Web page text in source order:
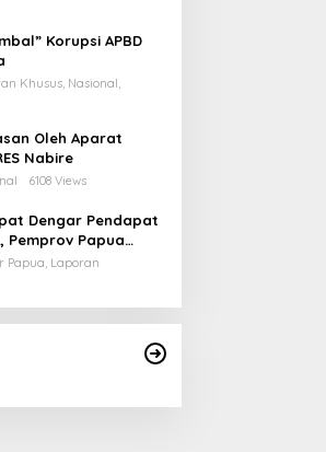
Korupsi APBD
Khusus, Nasional,
Oleh Aparat
Nabire
6108 Views
Dengar Pendapat
Pemprov Papua
Papua, Laporan